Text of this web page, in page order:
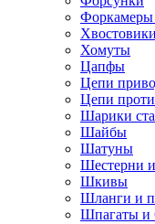
Форкамеры
Хвостовики
Хомуты
Цапфы
Цепи
Цепи
Шарики
Шайбы
Шатуны
Шестерни и
Шкивы
Шланги и
Шпагаты и